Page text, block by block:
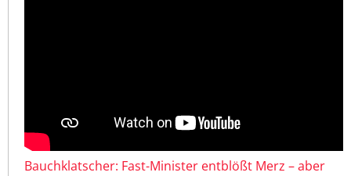
Bauchklatscher: Fast-Minister entblößt Merz – aber